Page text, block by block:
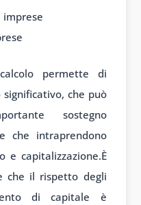
imprese
permette di
che può
sostegno
che intraprendono
e capitalizzazione.È
che il rispetto degli
di capitale è